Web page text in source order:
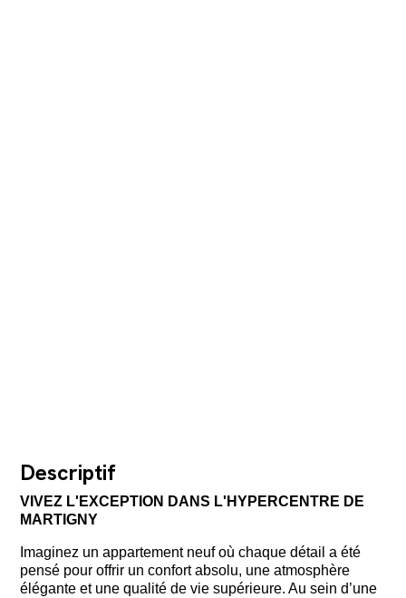
Descriptif
VIVEZ L'EXCEPTION DANS L'HYPERCENTRE DE
MARTIGNY
Imaginez un appartement neuf où chaque détail a été
pensé pour offrir un confort absolu, une atmosphère
élégante et une qualité de vie supérieure. Au sein d’une